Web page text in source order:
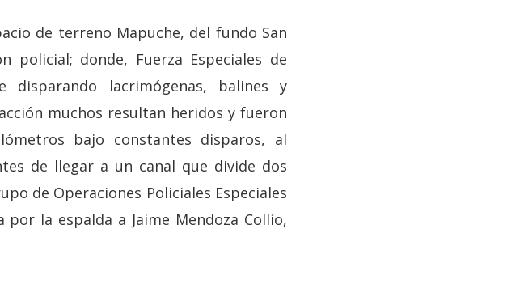
de terreno Mapuche, del fundo San
policial; donde, Fuerza Especiales de
disparando lacrimógenas, balines y
muchos resultan heridos y fueron
bajo constantes disparos, al
de llegar a un canal que divide dos
de Operaciones Policiales Especiales
por la espalda a Jaime Mendoza Collío,